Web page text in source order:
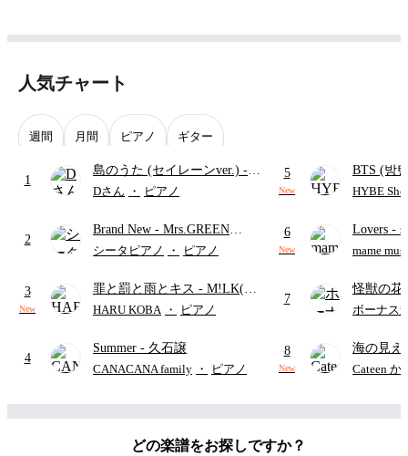
人気チャート
週間 月間 ピアノ ギター
1
島のうた (セイレーンver.) -
セイレーン(CV.鈴木みのり)
ード・ペダル付き/『映画ちい
かわ 人魚の島のひみつ』よ
Dさん ・ ピアノ
2
Brand New - Mrs.GREEN
APPLE
シータピアノ ・ ピアノ
3
New
罪と罰と雨とキス - M!LK(佐
野勇斗&吉田仁人)
HARU KOBA ・ ピアノ
4
Summer - 久石譲
CANACANA family ・ ピアノ
5
New
BTS (방
HYBE
6
New
Lovers -
ト)
mame
7
怪獣の
ードパー
ボーナス
8
New
海の見
Cateen か
どの楽譜をお探しですか？